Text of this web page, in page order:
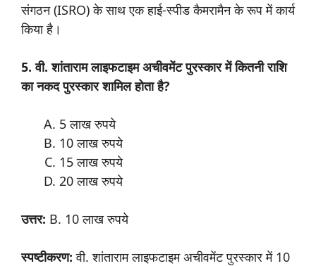
संगठन (ISRO) के साथ एक हाई-स्पीड कैमरामैन के रूप में कार्य
किया है।
5. वी.शांताराम लाइफटाइम अचीवमेंट पुरस्कार में कितनी राशि
का नकद पुरस्कार शामिल होता है?
5 लाख रुपये
10 लाख रुपये
15 लाख रुपये
20 लाख रुपये
उत्तर: B. 10 लाख रुपये
स्पष्टीकरण:वी. शांताराम लाइफटाइम अचीवमेंट पुरस्कार में 10